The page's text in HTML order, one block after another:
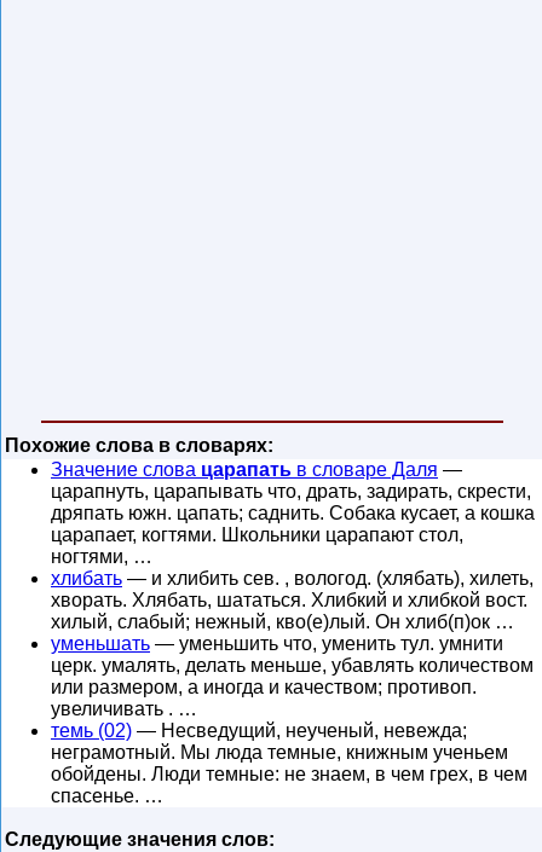
Похожие слова в словарях:
Значение слова царапать в словаре Даля —
царапнуть, царапывать что, драть, задирать, скрести,
дряпать южн. цапать; саднить. Собака кусает, а кошка
царапает, когтями. Школьники царапают стол,
ногтями, …
хлибать — и хлибить сев. , вологод. (хлябать), хилеть,
хворать. Хлябать, шататься. Хлибкий и хлибкой вост.
хилый, слабый; нежный, кво(е)лый. Он хлиб(п)ок …
уменьшать — уменьшить что, уменить тул. умнити
церк. умалять, делать меньше, убавлять количеством
или размером, а иногда и качеством; противоп.
увеличивать . …
темь (02) — Несведущий, неученый, невежда;
неграмотный. Мы люда темные, книжным ученьем
обойдены. Люди темные: не знаем, в чем грех, в чем
спасенье. …
Следующие значения слов: